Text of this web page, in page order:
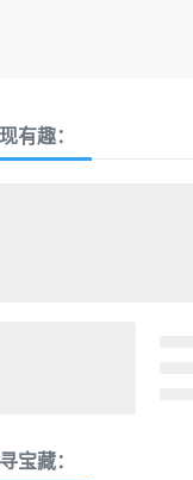
有趣：
宝藏：